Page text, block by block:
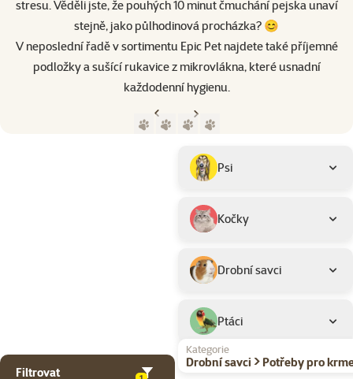
stresu. Věděli jste, že pouhých 10 minut čmuchání pejska unaví
stejně, jako půlhodinová procházka? 😊
V neposlední řadě v sortimentu Epic Pet najdete také příjemné
podložky a sušící rukavice z mikrovlákna, které usnadní
každodenní hygienu.
Předchozí stranaNásledující strana
Podkategorie
Psi
Kočky
Drobní savci
Ptáci
Filtrovat
Kategorie
Drobní savci > Potřeby pro